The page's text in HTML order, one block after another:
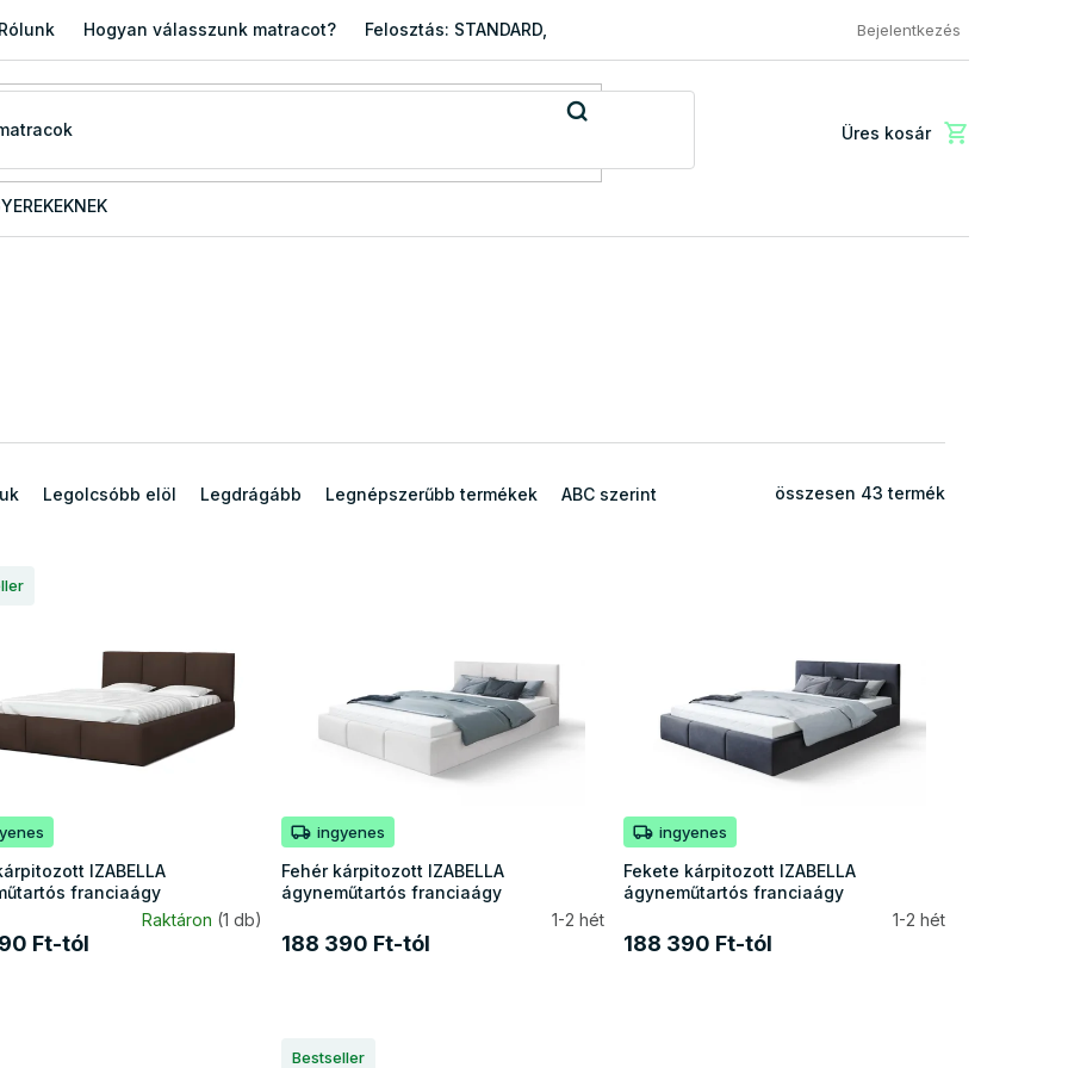
Rólunk Hogyan válasszunk matracot? Felosztás: STANDARD, PREMIUM a EXCLUSIVE Reklamácio és áru visszaküldése
Bejelentkezés
Kosár
Üres kosár
Legolcsóbb elöl Legdrágább Legnépszerűbb termékek ABC szerint összesen 43 termék
IZABELLA
franciaágy
Raktáron (1 db)
Ft-tól
ingyenes
Fehér kárpitozott IZABELLA
ágyneműtartós franciaágy
1-2 hét
188 390 Ft-tól
ingyenes
Fekete kárpitozott IZABELLA
ágyneműtartós franciaágy
1-2 hét
188 390 Ft-tól
Bestseller